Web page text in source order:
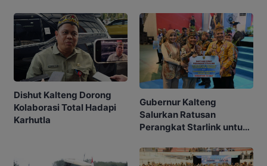
Dishut Kalteng Dorong
Kolaborasi Total Hadapi
Karhutla
Gubernur Kalteng
Salurkan Ratusan
Perangkat Starlink untuk